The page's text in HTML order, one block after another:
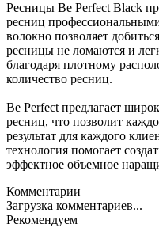
Ресницы Be Perfect Black
ресниц
волокно позволяет
ресницы не ломаются и
благодаря плотному
количество ресниц.
Be Perfect предлагает
ресниц, что позволит
результат для каждого
технология помогает
эффектное объемное
Комментарии
Загрузка комментариев...
Рекомендуем